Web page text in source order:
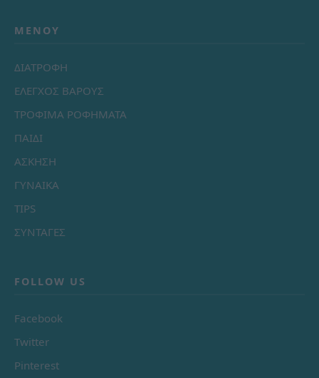
ΜΕΝΟΎ
ΔΙΑΤΡΟΦΗ
ΕΛΕΓΧΟΣ ΒΑΡΟΥΣ
ΤΡΟΦΙΜΑ ΡΟΦΗΜΑΤΑ
ΠΑΙΔΙ
ΑΣΚΗΣΗ
ΓΥΝΑΙΚΑ
TIPS
ΣΥΝΤΑΓΕΣ
FOLLOW US
Facebook
Twitter
Pinterest